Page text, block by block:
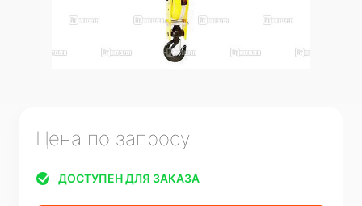
Цена по запросу
ДОСТУПЕН ДЛЯ ЗАКАЗА